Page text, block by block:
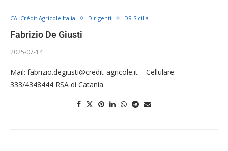
CAI Crédit Agricole Italia Dirigenti DR Sicilia
Fabrizio De Giusti
2025-07-14
Mail: fabrizio.degiusti@credit-agricole.it – Cellulare:
333/4348444 RSA di Catania